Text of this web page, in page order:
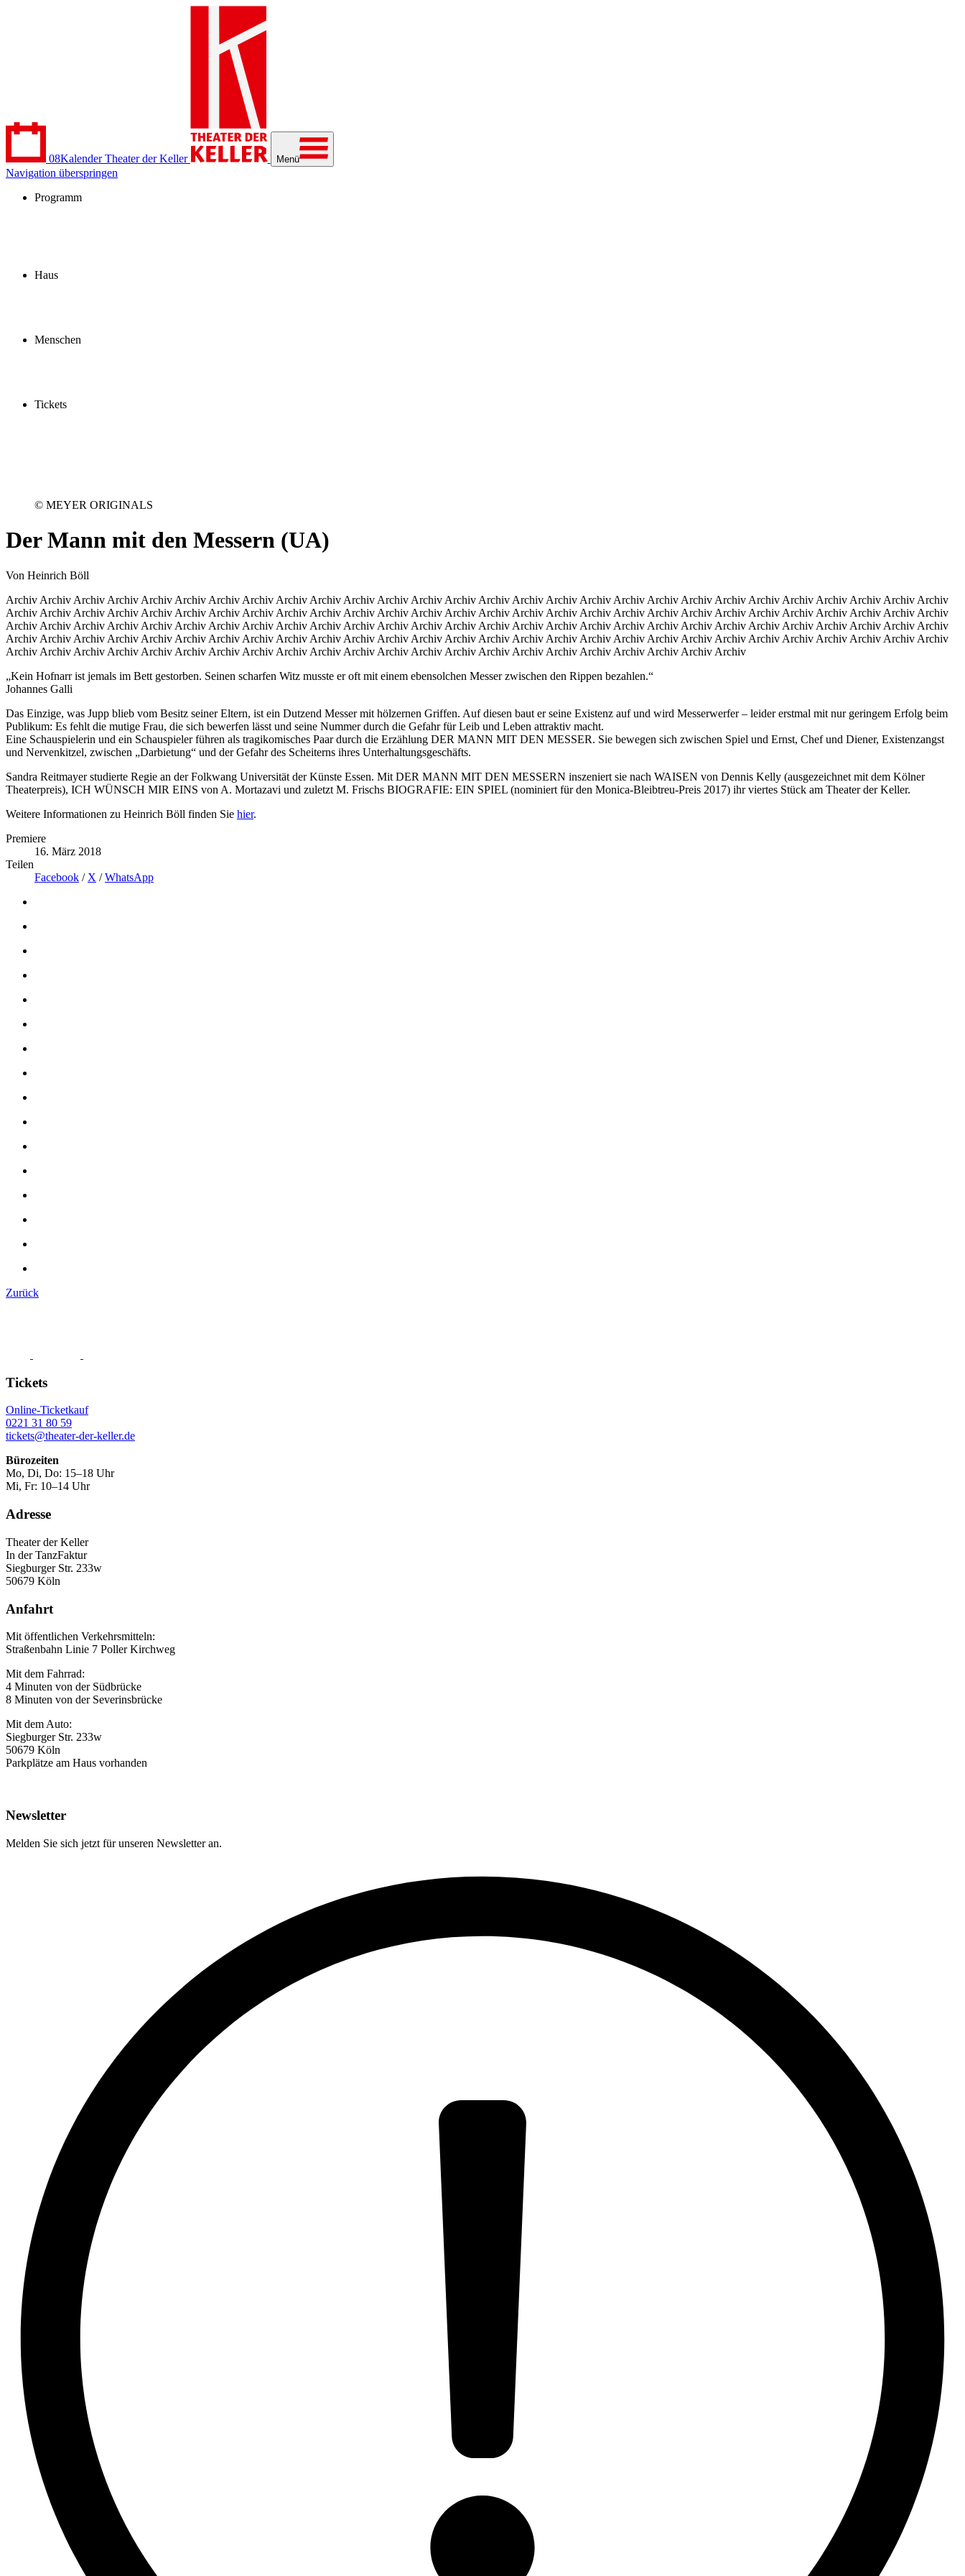
08Kalender Theater der Keller Menü
Navigation überspringen
Programm
Haus
Menschen
Tickets
© MEYER ORIGINALS
Der Mann mit den Messern (UA)
Von Heinrich Böll
Archiv Archiv Archiv Archiv Archiv Archiv Archiv Archiv Archiv Archiv Archiv Archiv Archiv Archiv Archiv Archiv Archiv Archiv Archiv Archiv Archiv Archiv Archiv Archiv Archiv Archiv Archiv Archiv
Archiv Archiv Archiv Archiv Archiv Archiv Archiv Archiv Archiv Archiv Archiv Archiv Archiv Archiv Archiv Archiv Archiv Archiv Archiv Archiv Archiv Archiv Archiv Archiv Archiv Archiv Archiv Archiv
Archiv Archiv Archiv Archiv Archiv Archiv Archiv Archiv Archiv Archiv Archiv Archiv Archiv Archiv Archiv Archiv Archiv Archiv Archiv Archiv Archiv Archiv Archiv Archiv Archiv Archiv Archiv Archiv
Archiv Archiv Archiv Archiv Archiv Archiv Archiv Archiv Archiv Archiv Archiv Archiv Archiv Archiv Archiv Archiv Archiv Archiv Archiv Archiv Archiv Archiv Archiv Archiv Archiv Archiv Archiv Archiv
Archiv Archiv Archiv Archiv Archiv Archiv Archiv Archiv Archiv Archiv Archiv Archiv Archiv Archiv Archiv Archiv Archiv Archiv Archiv Archiv Archiv Archiv
„Kein Hofnarr ist jemals im Bett gestorben. Seinen scharfen Witz musste er oft mit einem ebensolchen Messer zwischen den Rippen bezahlen.“
Johannes Galli
Das Einzige, was Jupp blieb vom Besitz seiner Eltern, ist ein Dutzend Messer mit hölzernen Griffen. Auf diesen baut er seine Existenz auf und wird Messerwerfer – leider erstmal mit nur geringem Erfolg beim
Publikum: Es fehlt die mutige Frau, die sich bewerfen lässt und seine Nummer durch die Gefahr für Leib und Leben attraktiv macht.
Eine Schauspielerin und ein Schauspieler führen als tragikomisches Paar durch die Erzählung DER MANN MIT DEN MESSER. Sie bewegen sich zwischen Spiel und Ernst, Chef und Diener, Existenzangst
und Nervenkitzel, zwischen „Darbietung“ und der Gefahr des Scheiterns ihres Unterhaltungsgeschäfts.
Sandra Reitmayer studierte Regie an der Folkwang Universität der Künste Essen. Mit DER MANN MIT DEN MESSERN inszeniert sie nach WAISEN von Dennis Kelly (ausgezeichnet mit dem Kölner
Theaterpreis), ICH WÜNSCH MIR EINS von A. Mortazavi und zuletzt M. Frischs BIOGRAFIE: EIN SPIEL (nominiert für den Monica-Bleibtreu-Preis 2017) ihr viertes Stück am Theater der Keller.
Weitere Informationen zu Heinrich Böll finden Sie hier.
Premiere
16. März 2018
Teilen
Facebook / X /WhatsApp
Zurück
Tickets
Online-Ticketkauf
0221 31 80 59
tickets@theater-der-keller.de
Bürozeiten
Mo, Di, Do: 15–18 Uhr
Mi, Fr: 10–14 Uhr
Adresse
Theater der Keller
In der TanzFaktur
Siegburger Str. 233w
50679 Köln
Anfahrt
Mit öffentlichen Verkehrsmitteln:
Straßenbahn Linie 7 Poller Kirchweg
Mit dem Fahrrad:
4 Minuten von der Südbrücke
8 Minuten von der Severinsbrücke
Mit dem Auto:
Siegburger Str. 233w
50679 Köln
Parkplätze am Haus vorhanden
Newsletter
Melden Sie sich jetzt für unseren Newsletter an.